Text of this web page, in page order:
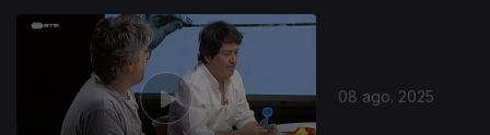
08 ago. 2025